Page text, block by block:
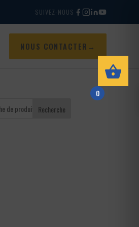
SUIVEZ-NOUS
NOUS CONTACTER
Recherche
0